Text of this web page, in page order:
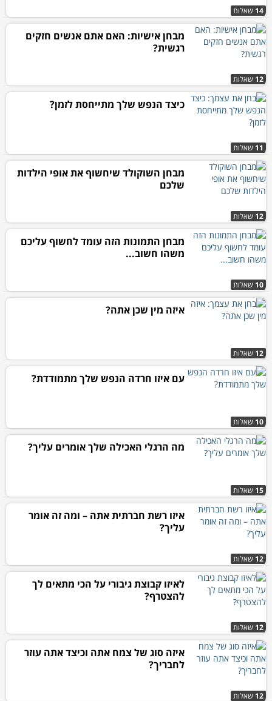
14 שאלות
12 שאלות
מבחן אישיות: האם אתם אנשים חזקים
רגשית?
11 שאלות
כיצד הנפש שלך מתייחסת לזמן?
12 שאלות
מבחן השוקולד שיחשוף את אופי הילדות
שלכם
10 שאלות
מבחן התמונות הזה עומד לחשוף עליכם
משהו חשוב...
12 שאלות
איזה מין שכן אתה?
10 שאלות
עם איזו חרדה הנפש שלך מתמודדת?
15 שאלות
מה הרגלי האכילה שלך אומרים עליך?
12 שאלות
איזו רשת חברתית אתה – ומה זה אומר
עליך?
12 שאלות
לאיזו קבוצת גיבורי על הכי מתאים לך
להצטרף?
12 שאלות
איזה סוג של צמח אתה וכיצד אתה עוזר
לחבריך?